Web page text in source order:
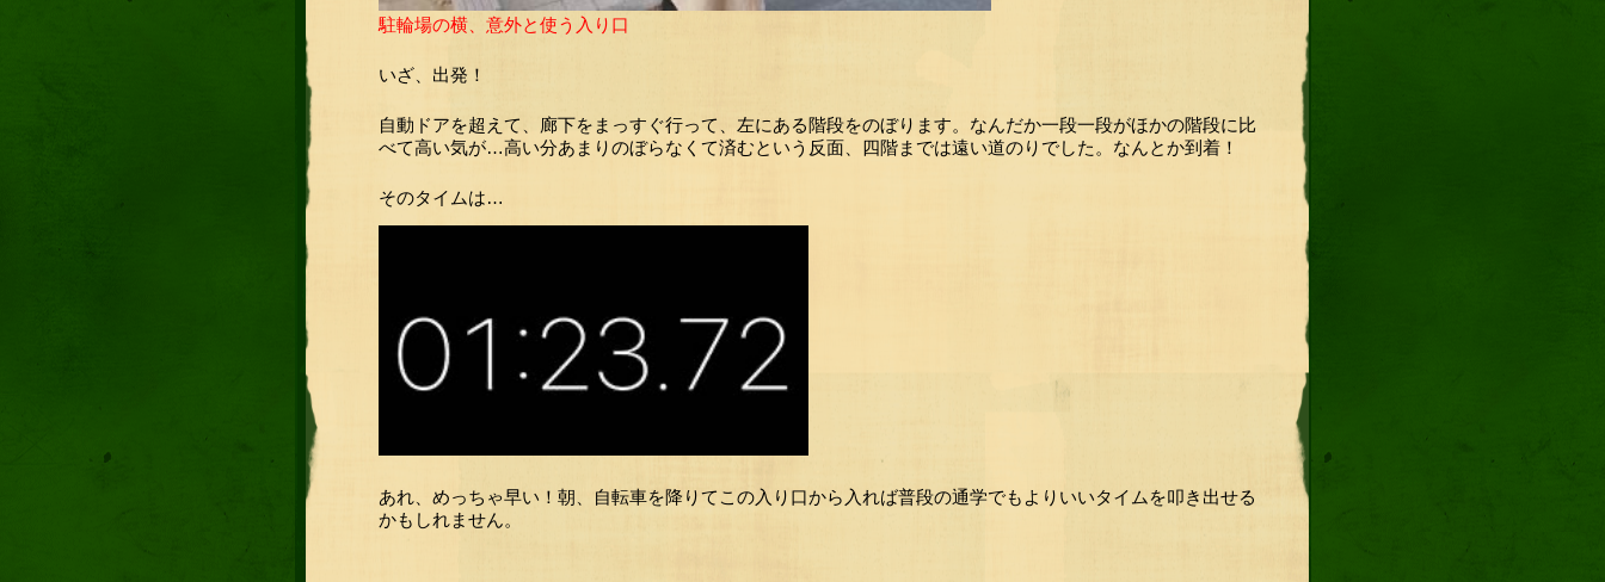
駐輪場の横、意外と使う入り口
いざ、出発！
自動ドアを超えて、廊下をまっすぐ行って、左にある階段をのぼります。なんだか一段一段がほかの階段に比
べて高い気が…高い分あまりのぼらなくて済むという反面、四階までは遠い道のりでした。なんとか到着！
そのタイムは…
あれ、めっちゃ早い！朝、自転車を降りてこの入り口から入れば普段の通学でもよりいいタイムを叩き出せる
かもしれません。